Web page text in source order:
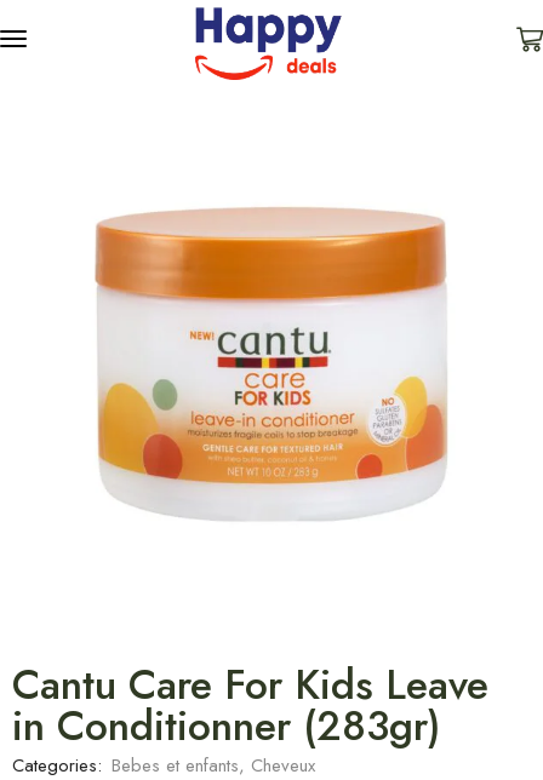
Cantu Care For Kids Leave
in Conditionner (283gr)
Categories: Bebes et enfants, Cheveux